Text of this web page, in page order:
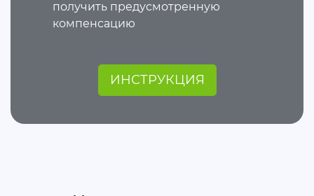
получить предусмотренную
компенсацию
ИНСТРУКЦИЯ